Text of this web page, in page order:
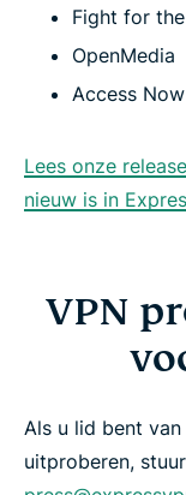
Fight for
OpenMedia
Access Now
Lees onze
nieuw is in
VPN
Als u lid bent
uitproberen,